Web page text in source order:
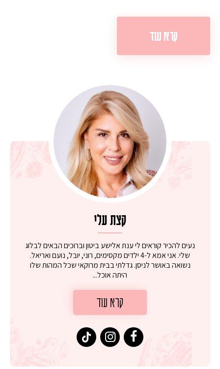
קרא עוד
קצת עלי
נעים להכיר קוראים לי ענת אלישע ביטון וברוכים הבאים לבלוג
שלי. אני אמא ל-4 ילדים מקסימים, רוני, יובל, נועם ואריאל.
נשואה באושר לניסן. גדלתי בבית מרוקאי שכל המהות שלו
היתה אוכל...
קרא עוד